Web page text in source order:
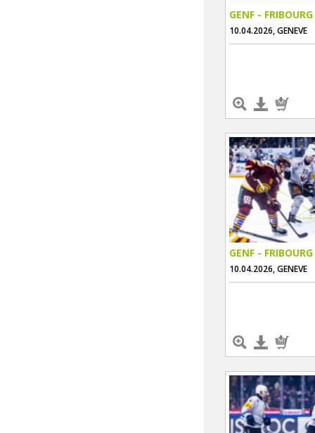
GENF - FRIBOURG
10.04.2026, GENEVE
GENF - FRIBOURG
10.04.2026, GENEVE